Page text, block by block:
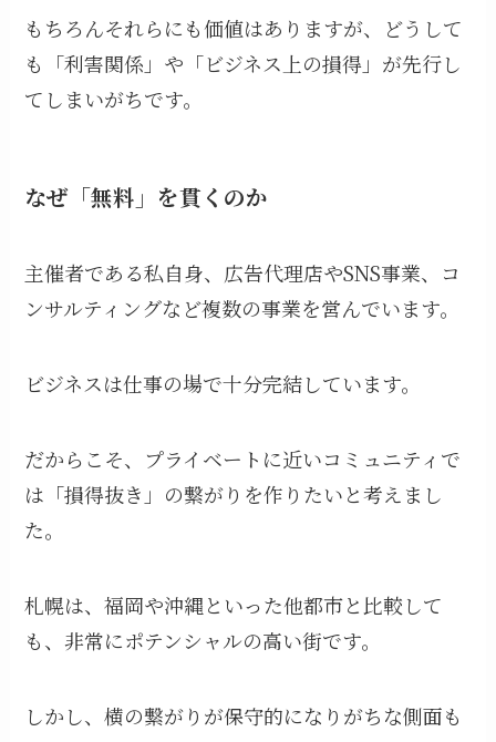
もちろんそれらにも価値はありますが、どうして
も「利害関係」や「ビジネス上の損得」が先行し
てしまいがちです。
なぜ「無料」を貫くのか
主催者である私自身、広告代理店やSNS事業、コ
ンサルティングなど複数の事業を営んでいます。
ビジネスは仕事の場で十分完結しています。
だからこそ、プライベートに近いコミュニティで
は「損得抜き」の繋がりを作りたいと考えまし
た。
札幌は、福岡や沖縄といった他都市と比較して
も、非常にポテンシャルの高い街です。
しかし、横の繋がりが保守的になりがちな側面も